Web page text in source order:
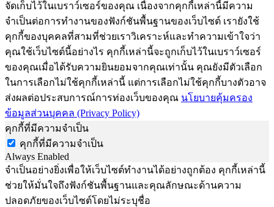
จัดเก็บไว้ในเบราว์เซอร์ของคุณ เนื่องจากคุกกี้เหล่านี้มีความ
จำเป็นต่อการทำงานของฟังก์ชันพื้นฐานของเว็บไซต์ เรายังใช้
คุกกี้ของบุคคลที่สามที่ช่วยเราวิเคราะห์และทำความเข้าใจว่า
คุณใช้เว็บไซต์นี้อย่างไร คุกกี้เหล่านี้จะถูกเก็บไว้ในเบราว์เซอร์
ของคุณเมื่อได้รับความยินยอมจากคุณเท่านั้น คุณยังมีตัวเลือก
ในการเลือกไม่ใช้คุกกี้เหล่านี้ แต่การเลือกไม่ใช้คุกกี้บางตัวอาจ
ส่งผลต่อประสบการณ์การท่องเว็บของคุณ นโยบายคุ้มครอง
ข้อมูลส่วนบุคคล (Privacy Policy)
คุกกี้ที่มีความจำเป็น
คุกกี้ที่มีความจำเป็น
Always Enabled
จำเป็นอย่างยิ่งเพื่อให้เว็บไซต์ทำงานได้อย่างถูกต้อง คุกกี้เหล่านี้
ช่วยให้มั่นใจถึงฟังก์ชันพื้นฐานและคุณลักษณะด้านความ
ปลอดภัยของเว็บไซต์โดยไม่ระบุชื่อ